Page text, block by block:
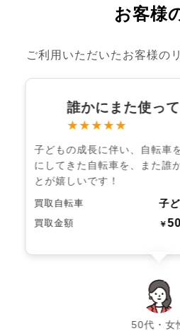
お客様
ご利用いただいたお客様の
誰かにまた使っ
★★★★★
子どもの成長に伴い、自転車
にしてきた自転車を、また誰
とが嬉しいです！
買取自転車 子
買取金額 ￥
50代・女
chevron_left chevron_right